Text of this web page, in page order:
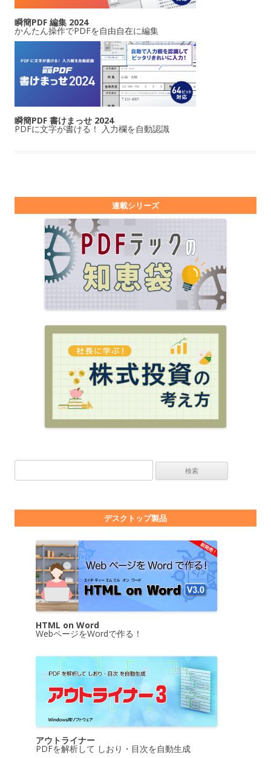
瞬簡PDF 編集 2024
かんたん操作でPDFを自由自在に編集
瞬簡PDF 書けまっせ 2024
PDFに文字が書ける！ 入力欄を自動認識
連載シリーズ
デスクトップ製品
HTML on Word
WebページをWordで作る！
アウトライナー
PDFを解析して しおり・目次を自動生成